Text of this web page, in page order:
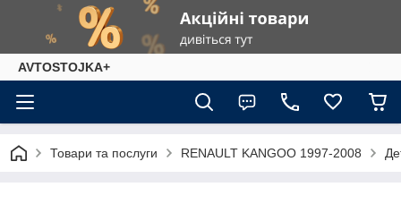
AVTOSTOJKA+
Товари та послуги RENAULT KANGOO 1997-2008